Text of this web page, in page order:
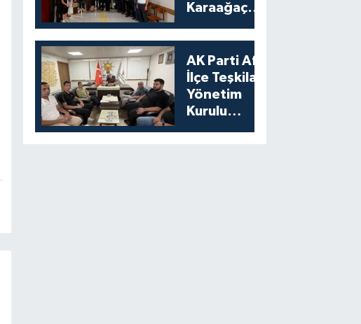
Karaağaç
Aldı
AK Parti Afşin
İlçe Teşkilatı
Yönetim
Kurulu